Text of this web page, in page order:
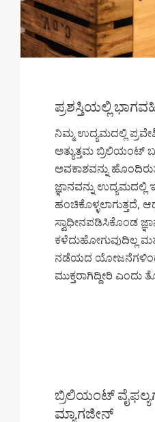
ಪ್ರಶಸ್ತಿಯಲ್ಲಿ
ನಿಮ್ಮ ಉದ್ಯಮದಲ್ಲಿ
ಅತ್ಯುತ್ತಮ ಬ್ರಿಲಿಯಂಟ್
ಅವಕಾಶವನ್ನು
ಜ್ಞಾನವನ್ನು
ಹಂಚಿಕೊಳ್ಳಲಾಗುತ್ತದೆ,
ಸ್ವಾಧೀನಪಡಿಸಿಕೊಂಡ
ಕಳೆದುಹೋಗುವುದಿಲ್ಲ
ನಡೆಯದ
ಮುಕ್ತರಾಗಿದ್ದೀರಿ ಎಂದು
ಬ್ರಿಲಿಯಂಟ್
ಮ್ಯಾಗಜೀನ್